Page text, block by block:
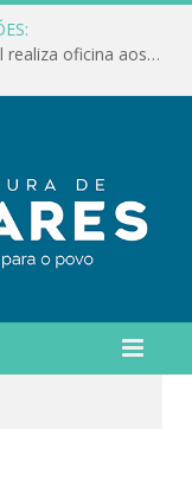
Conselho Municipal de Assistência Social realiza oficina aos servidores